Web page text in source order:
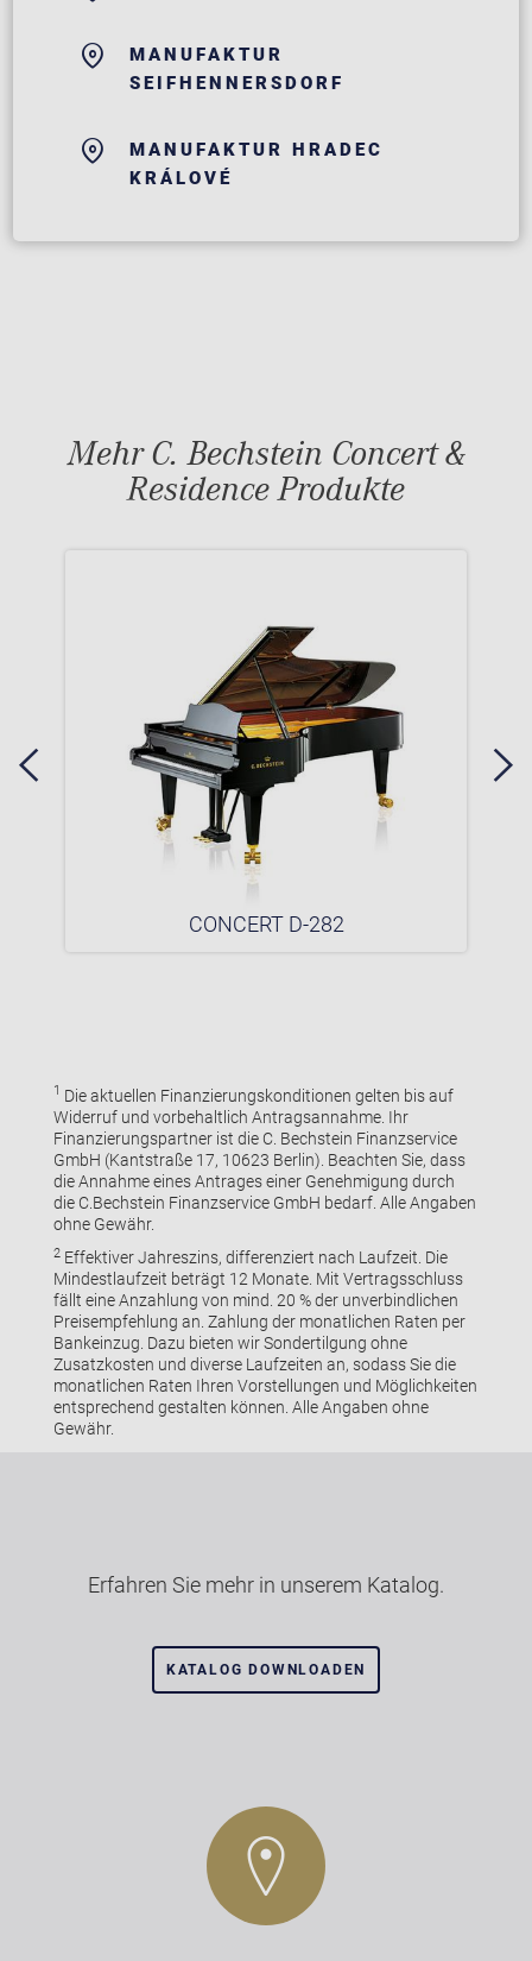
MANUFAKTUR
SEIFHENNERSDORF
MANUFAKTUR HRADEC
KRÁLOVÉ
Mehr C. Bechstein Concert &
Residence Produkte
CONCERT D-282
1 Die aktuellen Finanzierungskonditionen gelten bis auf
Widerruf und vorbehaltlich Antragsannahme. Ihr
Finanzierungspartner ist die C. Bechstein Finanzservice
GmbH (Kantstraße 17, 10623 Berlin). Beachten Sie, dass
die Annahme eines Antrages einer Genehmigung durch
die C.Bechstein Finanzservice GmbH bedarf. Alle Angaben
ohne Gewähr.
2Effektiver Jahreszins, differenziert nach Laufzeit. Die
Mindestlaufzeit beträgt 12 Monate. Mit Vertragsschluss
fällt eine Anzahlung von mind. 20 % der unverbindlichen
Preisempfehlung an. Zahlung der monatlichen Raten per
Bankeinzug. Dazu bieten wir Sondertilgung ohne
Zusatzkosten und diverse Laufzeiten an, sodass Sie die
monatlichen Raten Ihren Vorstellungen und Möglichkeiten
entsprechend gestalten können. Alle Angaben ohne
Gewähr.
Erfahren Sie mehr in unserem Katalog.
KATALOG DOWNLOADEN